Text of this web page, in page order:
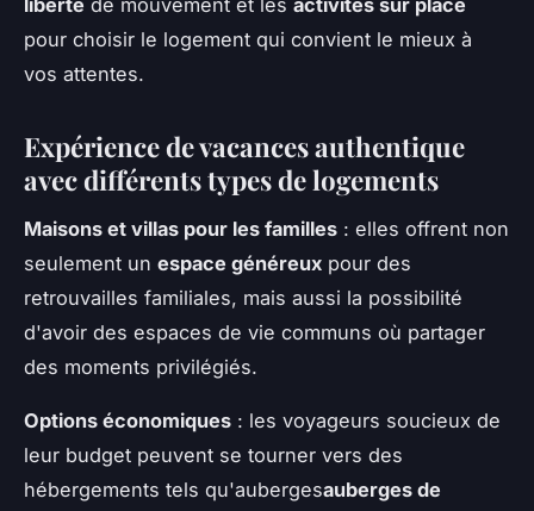
liberté de mouvement et les activités sur place
pour choisir le logement qui convient le mieux à
vos attentes.
Expérience de vacances authentique
avec différents types de logements
Maisons et villas pour les familles : elles offrent non
seulement un espace généreux pour des
retrouvailles familiales, mais aussi la possibilité
d'avoir des espaces de vie communs où partager
des moments privilégiés.
Options économiques : les voyageurs soucieux de
leur budget peuvent se tourner vers des
hébergements tels qu'aubergesauberges de